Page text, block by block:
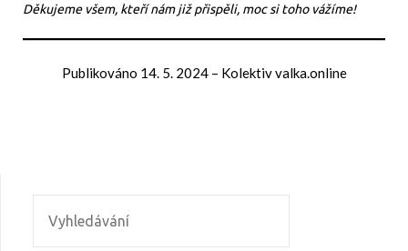
Děkujeme všem, kteří nám již přispěli, moc si toho vážíme!
Publikováno 14. 5. 2024– Kolektiv valka.online